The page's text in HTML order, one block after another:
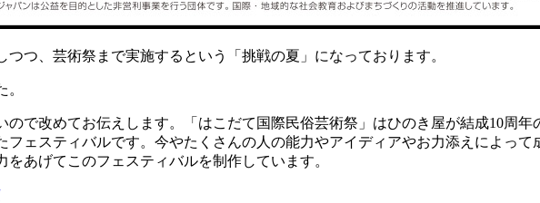
つ、芸術祭まで実施するという「挑戦の夏」になっております。
ので改めてお伝えします。「はこだて国際民俗芸術祭」はひのき屋が結成10周年
フェスティバルです。今やたくさんの人の能力やアイディアやお力添えによって
あげてこのフェスティバルを制作しています。